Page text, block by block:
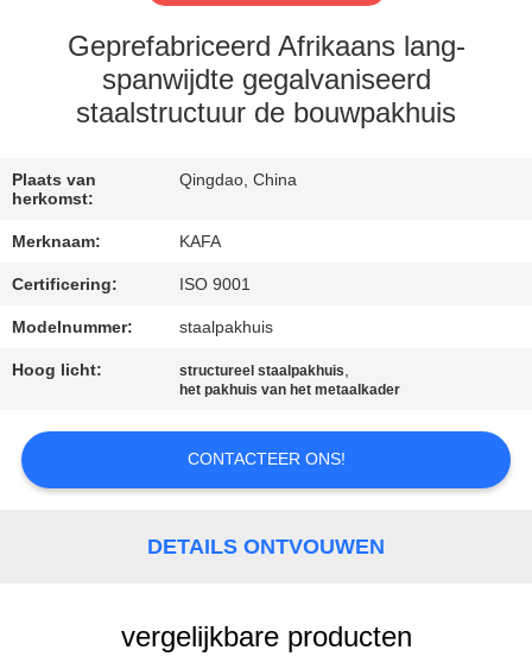
FABRIEKSTOUR
NEEM
CONTACT
ONS
OP
GEVALLEN
Geprefabriceerd Afrikaans lang-
spanwijdte gegalvaniseerd
staalstructuur de bouwpakhuis
Plaats van
herkomst:
Qingdao, China
Merknaam: KAFA
Certificering: ISO 9001
Modelnummer: staalpakhuis
Hoog licht: structureel staalpakhuis,
het pakhuis van het metaalkader
CONTACTEER ONS!
DETAILS ONTVOUWEN
vergelijkbare producten